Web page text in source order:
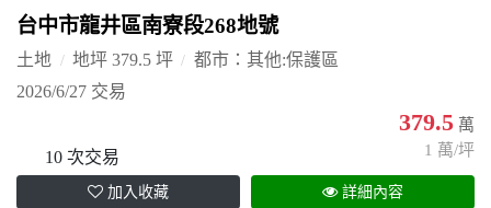
台中市龍井區南寮段268地號
土地 地坪 379.5 坪
都市：其他:保護區
2026/6/27 交易
10 次交易
379.5 萬
1 萬/坪
加入收藏 詳細內容